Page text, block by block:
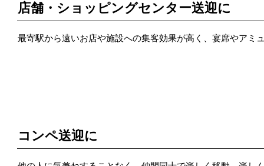
店舗・ショッピングセンター送迎に
最寄駅から遠いお店や施設への集客効果が高く、宴席やアミ
コンペ送迎に